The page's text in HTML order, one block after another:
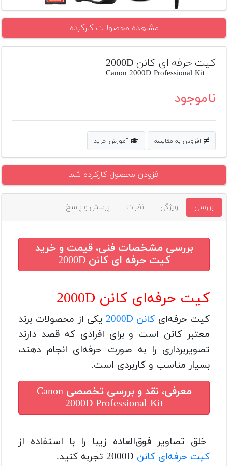
پلاس
افزودن
محصول
دست
دوم
دوربین
بله
مشاهده محصولات کارکرده
کیت حرفه ای کانن 2000D
Canon 2000D Professional Kit
ناموجود
افزودن به مقایسه آموزش خرید
افزودن محصول کارکرده شما
بررسی ویژگی نظرات پرسش و پاسخ
بررسی مشخصات فنی، قیمت و خرید
کیت حرفه ای کانن 2000D
کیت حرفه‌ای کانن 2000D
کیت حرفه‌ای کانن 2000D
یکی از محصولات برند
معتبر کانن است و برای افرادی که قصد دارند
تصویربرداری را به صورت حرفه‌ای انجام دهند،
بسیار مناسب و کاربردی است.
معرفی، نقد و بررسی تخصصیCanon
2000D Professional Kit
خلق تصاویر فوق‌العاده زیبا را با استفاده از
کیت حرفه‌ای کانن